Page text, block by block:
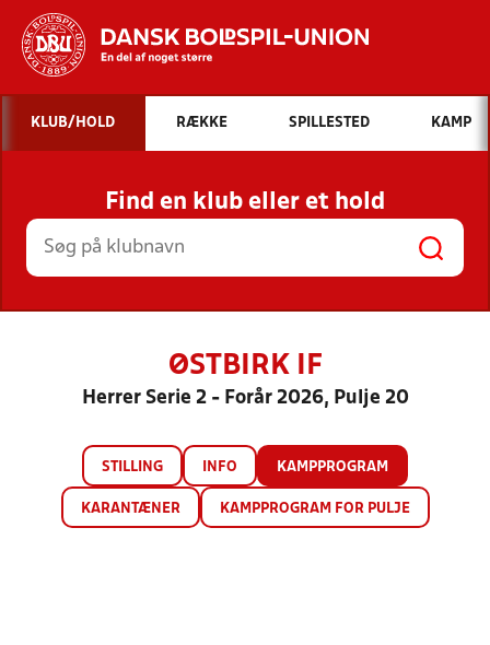
Hvad vil du søge efter?
INDHOLD OG NYHEDER
STILLINGER, RESULTATER, KLUBBER OG
HOLD
KLUB/HOLD RÆKKE SPILLESTED KAMP
Find en klub eller et hold
ØSTBIRK IF
Herrer Serie 2 - Forår 2026, Pulje 20
STILLING INFO KAMPPROGRAM
KARANTÆNER KAMPPROGRAM FOR PULJE